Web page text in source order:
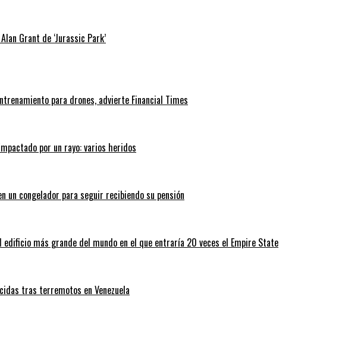
Grant de ‘Jurassic Park’
para drones, advierte Financial Times
por un rayo: varios heridos
un congelador para seguir recibiendo su pensión
edificio más grande del mundo en el que entraría 20 veces el Empire State
tras terremotos en Venezuela